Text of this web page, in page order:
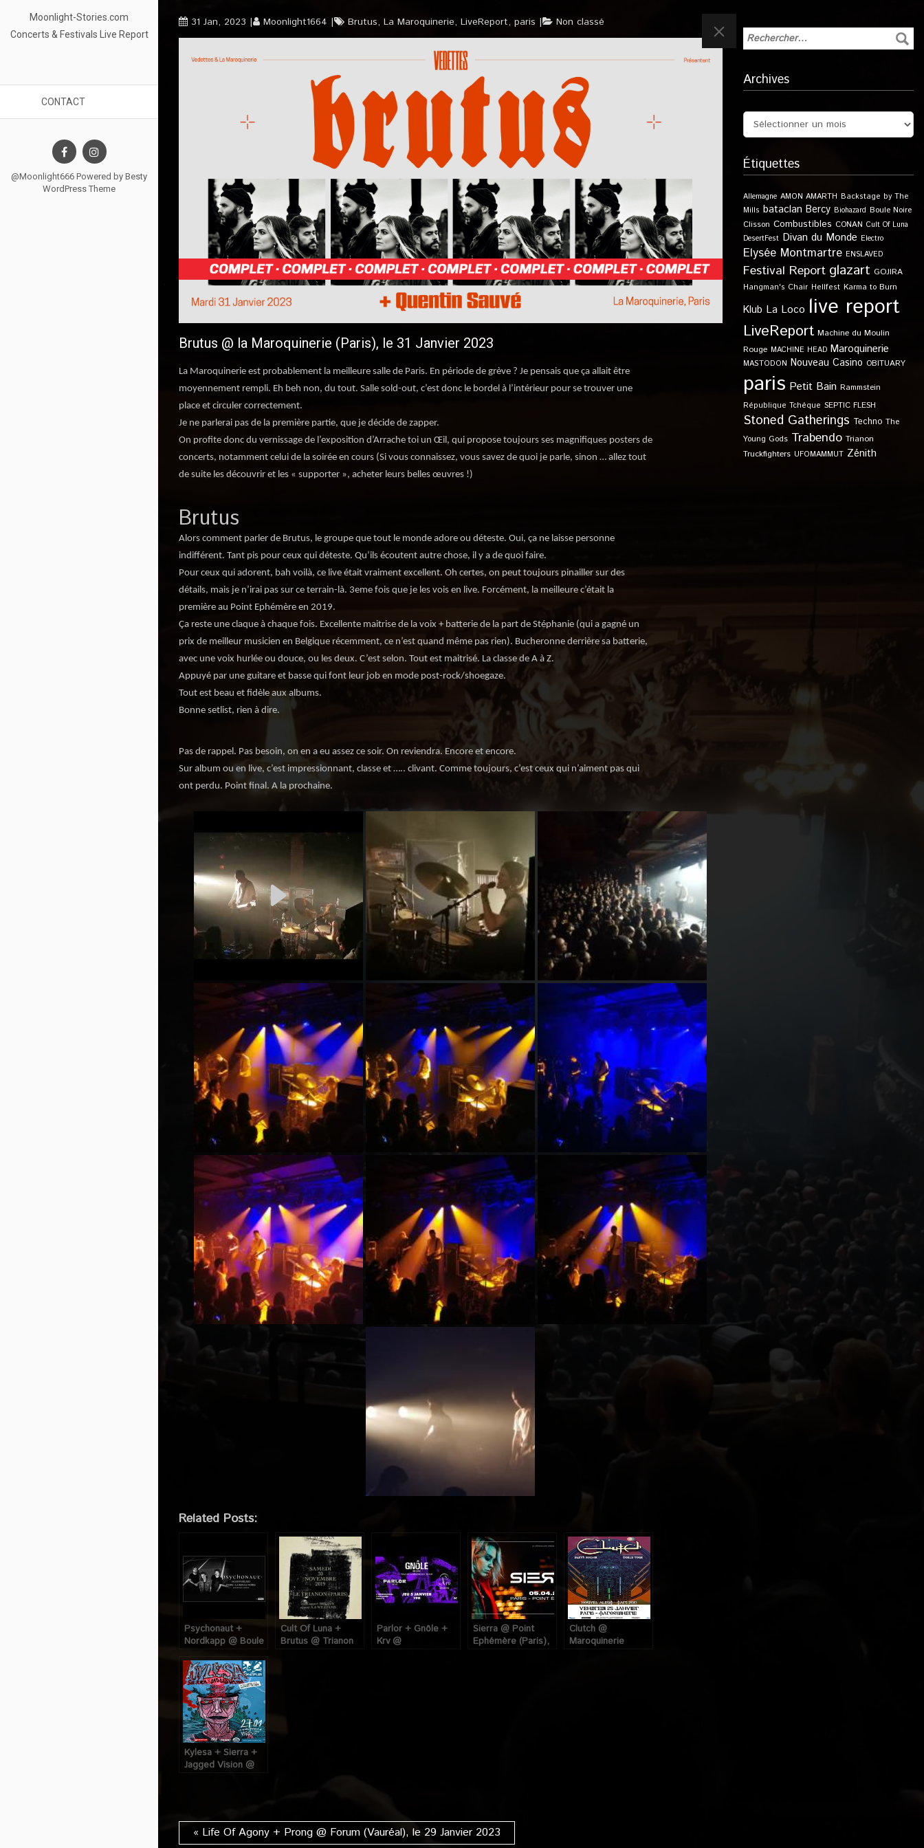
Moonlight-Stories.com
Concerts & Festivals Live Report
CONTACT
@Moonlight666 Powered by Besty
WordPress Theme
31 Jan, 2023 Moonlight1664 Brutus, La Maroquinerie, LiveReport, paris Non classé
Brutus @ la Maroquinerie (Paris), le 31 Janvier 2023
La Maroquinerie est probablement la meilleure salle de Paris. En période de grève ? Je pensais que ça allait être
moyennement rempli. Eh beh non, du tout. Salle sold-out, c’est donc le bordel à l’intérieur pour se trouver une
place et circuler correctement.
Je ne parlerai pas de la première partie, que je décide de zapper.
On profite donc du vernissage de l’exposition d’Arrache toi un Œil, qui propose toujours ses magnifiques posters de
concerts, notamment celui de la soirée en cours (Si vous connaissez, vous savez de quoi je parle, sinon … allez tout
de suite les découvrir et les « supporter », acheter leurs belles œuvres !)
Brutus
Alors comment parler de Brutus, le groupe que tout le monde adore ou déteste. Oui, ça ne laisse personne
indifférent. Tant pis pour ceux qui déteste. Qu’ils écoutent autre chose, il y a de quoi faire.
Pour ceux qui adorent, bah voilà, ce live était vraiment excellent. Oh certes, on peut toujours pinailler sur des
détails, mais je n’irai pas sur ce terrain-là. 3eme fois que je les vois en live. Forcément, la meilleure c’était la
première au Point Ephémère en 2019.
Ça reste une claque à chaque fois. Excellente maitrise de la voix + batterie de la part de Stéphanie (qui a gagné un
prix de meilleur musicien en Belgique récemment, ce n’est quand même pas rien). Bucheronne derrière sa batterie,
avec une voix hurlée ou douce, ou les deux. C’est selon. Tout est maitrisé. La classe de A à Z.
Appuyé par une guitare et basse qui font leur job en mode post-rock/shoegaze.
Tout est beau et fidèle aux albums.
Bonne setlist, rien à dire.
Pas de rappel. Pas besoin, on en a eu assez ce soir. On reviendra. Encore et encore.
Sur album ou en live, c’est impressionnant, classe et ….. clivant. Comme toujours, c’est ceux qui n’aiment pas qui
ont perdu. Point final. A la prochaine.
Related Posts:
Psychonaut +
Nordkapp @ Boule
Noire (Paris), le 14
Janvier 2023
Cult Of Luna +
Brutus @ Trianon
Parlor + Gnôle +
Krv @
Sierra @ Point
Ephémère (Paris),
Clutch @
Maroquinerie
Kylesa + Sierra +
Jagged Vision @
« Life Of Agony + Prong @ Forum (Vauréal), le 29 Janvier 2023
Archives
Étiquettes
Allemagne AMON AMARTH Backstage by The
Mills bataclan Bercy Biohazard Boule Noire
Clisson Combustibles CONAN Cult Of Luna
DesertFest Divan du Monde Electro
Elysée Montmartre ENSLAVED
Festival Report glazart GOJIRA
Hangman's Chair Hellfest Karma to Burn
Klub La Loco live report
LiveReport Machine du Moulin
Rouge MACHINE HEAD Maroquinerie
MASTODON Nouveau Casino OBITUARY
paris Petit Bain Rammstein
République Tchèque SEPTIC FLESH
Stoned Gatherings Techno The
Young Gods Trabendo Trianon
Truckfighters UFOMAMMUT Zénith